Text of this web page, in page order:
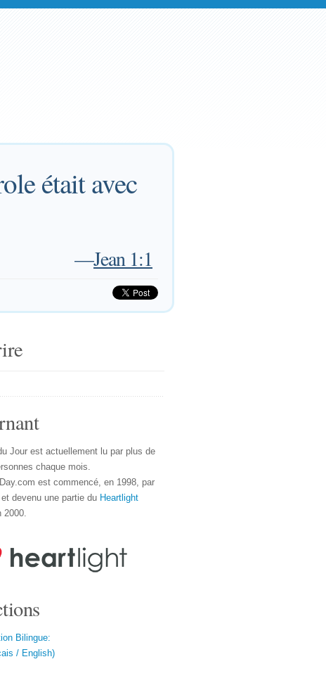
était avec
—Jean 1:1
Jour est actuellement lu par plus de
chaque mois.
est commencé, en 1998, par
devenu une partie du Heartlight
2000.
Bilingue:
/ English)